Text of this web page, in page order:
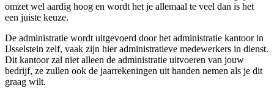
omzet wel aardig hoog en wordt het je allemaal te veel dan is het
een juiste keuze.
De administratie wordt uitgevoerd door het administratie kantoor in
IJsselstein zelf, vaak zijn hier administratieve medewerkers in dienst.
Dit kantoor zal niet alleen de administratie uitvoeren van jouw
bedrijf, ze zullen ook de jaarrekeningen uit handen nemen als je dit
graag wilt.